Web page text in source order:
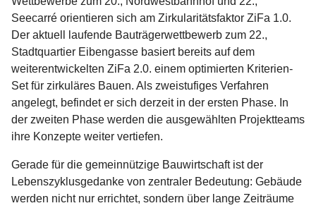
Seecarré orientieren sich am Zirkularitätsfaktor ZiFa 1.0.
Der aktuell laufende Bauträgerwettbewerb zum 22.,
Stadtquartier Eibengasse basiert bereits auf dem
weiterentwickelten ZiFa 2.0. einem optimierten Kriterien-
Set für zirkuläres Bauen. Als zweistufiges Verfahren
angelegt, befindet er sich derzeit in der ersten Phase. In
der zweiten Phase werden die ausgewählten Projektteams
ihre Konzepte weiter vertiefen.
Gerade für die gemeinnützige Bauwirtschaft ist der
Lebenszyklusgedanke von zentraler Bedeutung: Gebäude
werden nicht nur errichtet, sondern über lange Zeiträume